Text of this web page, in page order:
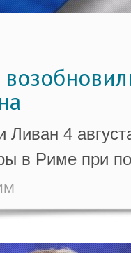
Ливан 4
в Риме при